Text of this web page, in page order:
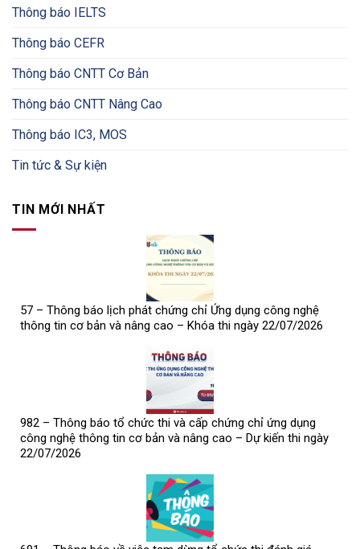
Thông báo IELTS
Thông báo CEFR
Thông báo CNTT Cơ Bản
Thông báo CNTT Nâng Cao
Thông báo IC3, MOS
Tin tức & Sự kiện
TIN MỚI NHẤT
57 – Thông báo lịch phát chứng chỉ Ứng dụng công nghệ
thông tin cơ bản và nâng cao – Khóa thi ngày 22/07/2026
982 – Thông báo tổ chức thi và cấp chứng chỉ ứng dụng
công nghệ thông tin cơ bản và nâng cao – Dự kiến thi ngày
22/07/2026